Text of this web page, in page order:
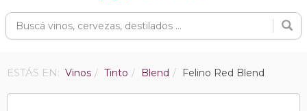
ESTÁS EN: Vinos Tinto Blend Felino Red Blend